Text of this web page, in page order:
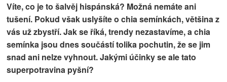
Víte, co je to šalvěj hispánská? Možná nemáte ani
tušení. Pokud však uslyšíte o chia semínkách, většina z
vás už zbystří. Jak se říká, trendy nezastavíme, a chia
semínka jsou dnes součástí tolika pochutin, že se jim
snad ani nelze vyhnout. Jakými účinky se ale tato
superpotravina pyšní?